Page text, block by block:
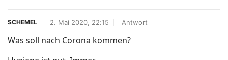
SCHEMEL 2. Mai 2020, 22:15 Antwort
Was soll nach Corona kommen?